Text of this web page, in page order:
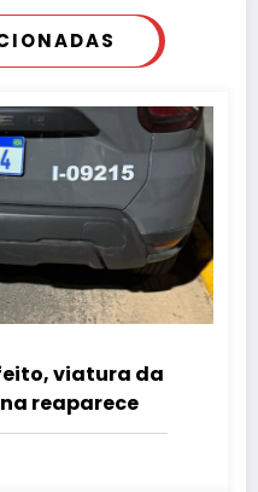
viatura da
reaparece